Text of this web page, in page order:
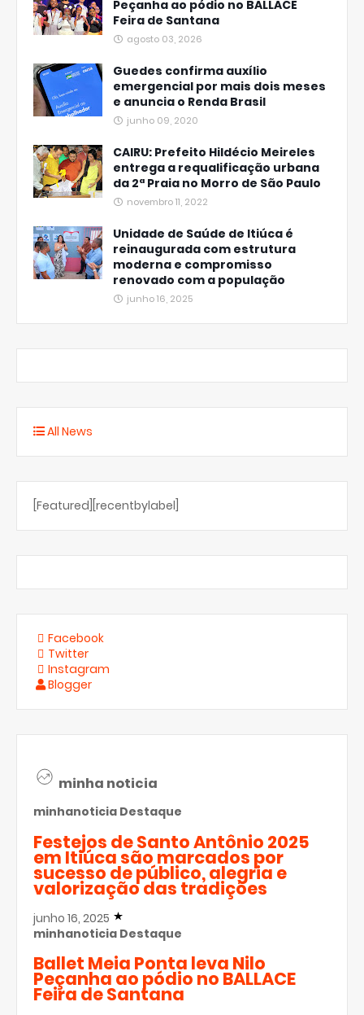
Peçanha ao pódio no BALLACE
Feira de Santana
agosto 03, 2026
Guedes confirma auxílio
emergencial por mais dois meses
e anuncia o Renda Brasil
junho 09, 2020
CAIRU: Prefeito Hildécio Meireles
entrega a requalificação urbana
da 2ª Praia no Morro de São Paulo
novembro 11, 2022
Unidade de Saúde de Itiúca é
reinaugurada com estrutura
moderna e compromisso
renovado com a população
junho 16, 2025
All News
[Featured][recentbylabel]
Facebook
Twitter
Instagram
Blogger
minha noticia
minhanoticia Destaque
Festejos de Santo Antônio 2025
em Itiúca são marcados por
sucesso de público, alegria e
valorização das tradições
junho 16, 2025
minhanoticia Destaque
Ballet Meia Ponta leva Nilo
Peçanha ao pódio no BALLACE
Feira de Santana